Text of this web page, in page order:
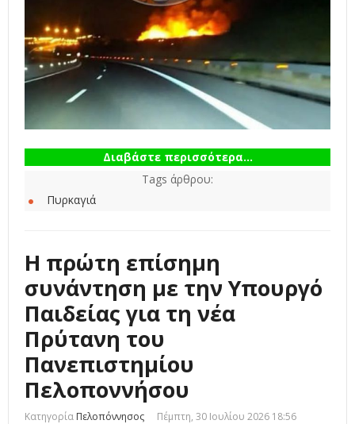
Διαβάστε περισσότερα...
Tags άρθρου:
Πυρκαγιά
Η πρώτη επίσημη
συνάντηση με την Υπουργό
Παιδείας για τη νέα
Πρύτανη του
Πανεπιστημίου
Πελοποννήσου
Κατηγορία Πελοπόννησος Πέμπτη, 30 Ιουλίου 2026 18:56